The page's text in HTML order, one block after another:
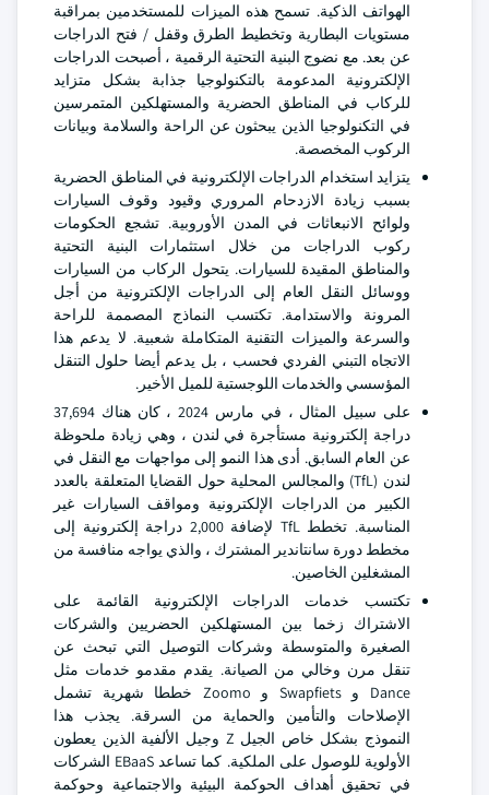
الهواتف الذكية. تسمح هذه الميزات للمستخدمين بمراقبة
مستويات البطارية وتخطيط الطرق وقفل / فتح الدراجات
عن بعد. مع نضوج البنية التحتية الرقمية ، أصبحت الدراجات
الإلكترونية المدعومة بالتكنولوجيا جذابة بشكل متزايد
للركاب في المناطق الحضرية والمستهلكين المتمرسين
في التكنولوجيا الذين يبحثون عن الراحة والسلامة وبيانات
الركوب المخصصة.
يتزايد استخدام الدراجات الإلكترونية في المناطق الحضرية
بسبب زيادة الازدحام المروري وقيود وقوف السيارات
ولوائح الانبعاثات في المدن الأوروبية. تشجع الحكومات
ركوب الدراجات من خلال استثمارات البنية التحتية
والمناطق المقيدة للسيارات. يتحول الركاب من السيارات
ووسائل النقل العام إلى الدراجات الإلكترونية من أجل
المرونة والاستدامة. تكتسب النماذج المصممة للراحة
والسرعة والميزات التقنية المتكاملة شعبية. لا يدعم هذا
الاتجاه التبني الفردي فحسب ، بل يدعم أيضا حلول التنقل
المؤسسي والخدمات اللوجستية للميل الأخير.
على سبيل المثال ، في مارس 2024 ، كان هناك 37,694
دراجة إلكترونية مستأجرة في لندن ، وهي زيادة ملحوظة
عن العام السابق. أدى هذا النمو إلى مواجهات مع النقل في
لندن (TfL) والمجالس المحلية حول القضايا المتعلقة بالعدد
الكبير من الدراجات الإلكترونية ومواقف السيارات غير
المناسبة. تخطط TfL لإضافة 2,000 دراجة إلكترونية إلى
مخطط دورة سانتاندير المشترك ، والذي يواجه منافسة من
المشغلين الخاصين.
تكتسب خدمات الدراجات الإلكترونية القائمة على
الاشتراك زخما بين المستهلكين الحضريين والشركات
الصغيرة والمتوسطة وشركات التوصيل التي تبحث عن
تنقل مرن وخالي من الصيانة. يقدم مقدمو خدمات مثل
Dance و Swapfiets و Zoomo خططا شهرية تشمل
الإصلاحات والتأمين والحماية من السرقة. يجذب هذا
النموذج بشكل خاص الجيل Z وجيل الألفية الذين يعطون
الأولوية للوصول على الملكية. كما تساعد EBaaS الشركات
في تحقيق أهداف الحوكمة البيئية والاجتماعية وحوكمة